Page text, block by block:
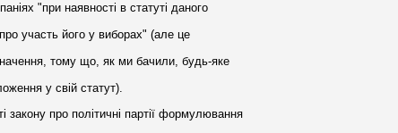
"при наявності в статуті даного
участь його у виборах" (але це
тому що, як ми бачили, будь-яке
у свій статут).
закону про політичні партії формулювання